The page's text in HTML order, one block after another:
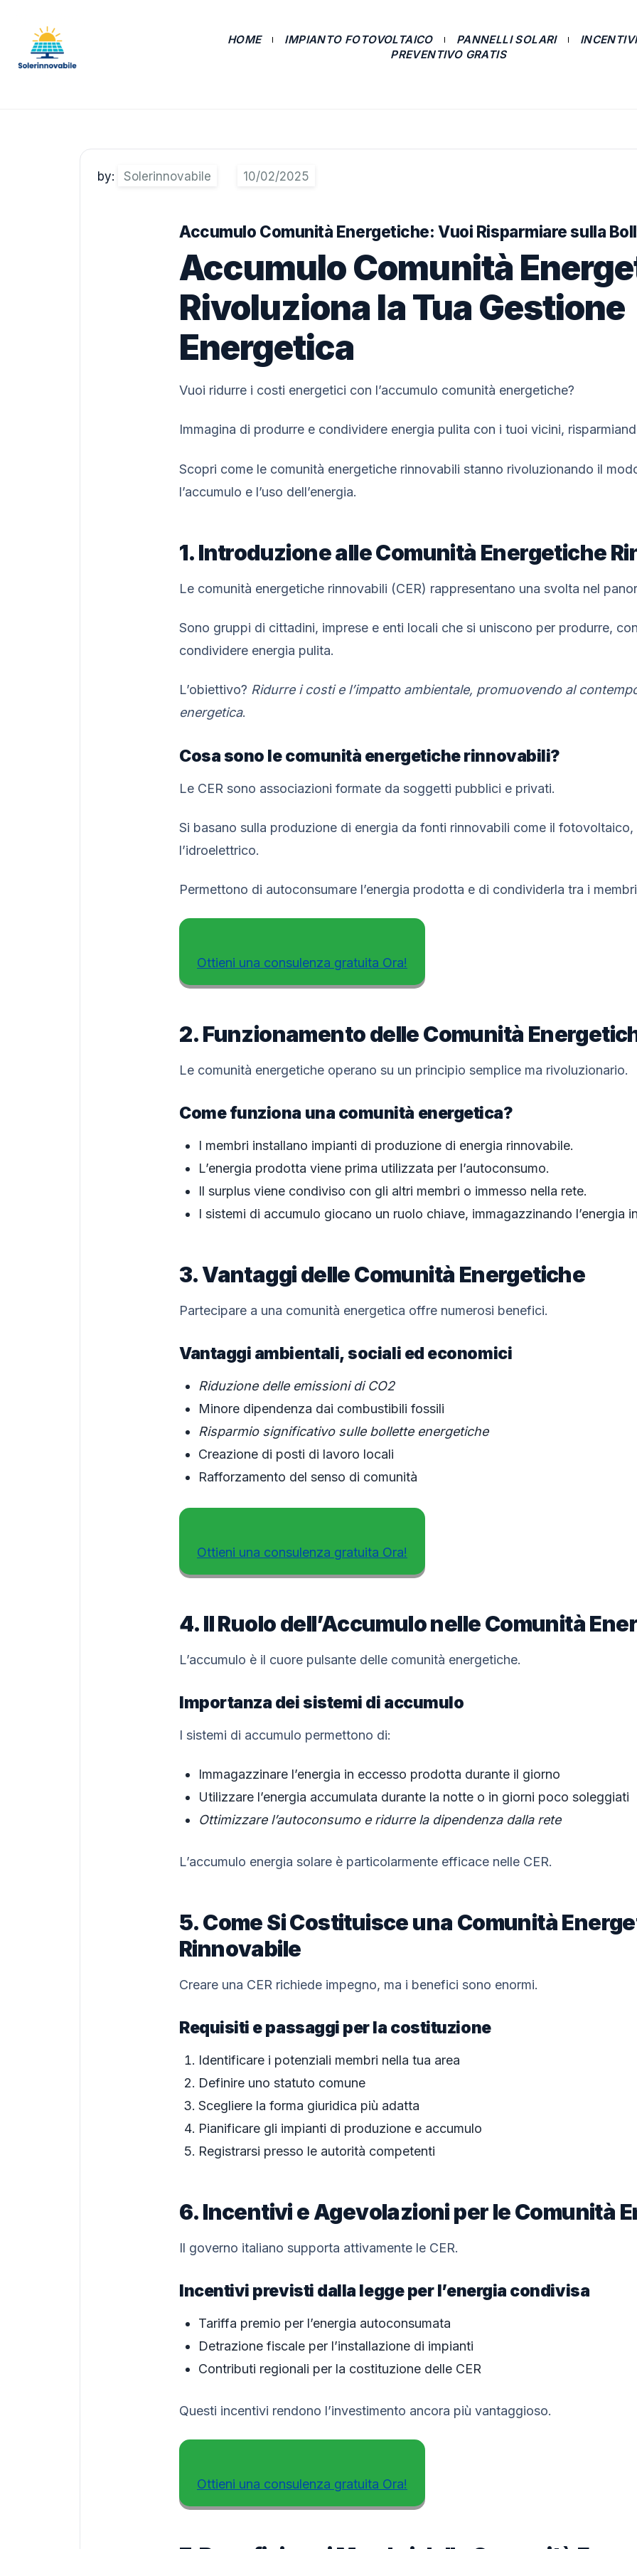
HOME IMPIANTO FOTOVOLTAICO PANNELLI SOLARI
PREVENTIVO GRATIS
by: Solerinnovabile
Accumulo Comunità Energetiche: Vuoi Risparmiare sulla
Accumulo Comunità
Rivoluziona la Tua Gestione
Energetica
Vuoi ridurre i costi energetici con l’accumulo comunità energetiche?
Immagina di produrre e condividere energia pulita con i tuoi vicini,
Scopri come le comunità energetiche rinnovabili stanno rivoluzionando il
l’accumulo e l’uso dell’energia.
1. Introduzione alle Comunità Energetiche
Le comunità energetiche rinnovabili (CER) rappresentano una svolta nel
Sono gruppi di cittadini, imprese e enti locali che si uniscono per produrre,
condividere energia pulita.
L’obiettivo? Ridurre i costi e l’impatto ambientale, promuovendo al
energetica.
Cosa sono le comunità energetiche rinnovabili?
Le CER sono associazioni formate da soggetti pubblici e privati.
Si basano sulla produzione di energia da fonti rinnovabili come il fotovoltaico,
l’idroelettrico.
Permettono di autoconsumare l’energia prodotta e di condividerla tra i
Ottieni una consulenza gratuita Ora!
2. Funzionamento delle Comunità
Le comunità energetiche operano su un principio semplice ma rivoluzionario.
Come funziona una comunità energetica?
I membri installano impianti di produzione di energia rinnovabile.
L’energia prodotta viene prima utilizzata per l’autoconsumo.
Il surplus viene condiviso con gli altri membri o immesso nella rete.
I sistemi di accumulo giocano un ruolo chiave, immagazzinando l’energia
3. Vantaggi delle Comunità Energetiche
Partecipare a una comunità energetica offre numerosi benefici.
Vantaggi ambientali, sociali ed economici
Riduzione delle emissioni di CO2
Minore dipendenza dai combustibili fossili
Risparmio significativo sulle bollette energetiche
Creazione di posti di lavoro locali
Rafforzamento del senso di comunità
Ottieni una consulenza gratuita Ora!
4. Il Ruolo dell’Accumulo nelle Comunità
L’accumulo è il cuore pulsante delle comunità energetiche.
Importanza dei sistemi di accumulo
I sistemi di accumulo permettono di:
Immagazzinare l’energia in eccesso prodotta durante il giorno
Utilizzare l’energia accumulata durante la notte o in giorni poco soleggiati
Ottimizzare l’autoconsumo e ridurre la dipendenza dalla rete
L’accumulo energia solare è particolarmente efficace nelle CER.
5. Come Si Costituisce una Comunità
Rinnovabile
Creare una CER richiede impegno, ma i benefici sono enormi.
Requisiti e passaggi per la costituzione
Identificare i potenziali membri nella tua area
Definire uno statuto comune
Scegliere la forma giuridica più adatta
Pianificare gli impianti di produzione e accumulo
Registrarsi presso le autorità competenti
6. Incentivi e Agevolazioni per le Comunità
Il governo italiano supporta attivamente le CER.
Incentivi previsti dalla legge per l’energia condivisa
Tariffa premio per l’energia autoconsumata
Detrazione fiscale per l’installazione di impianti
Contributi regionali per la costituzione delle CER
Questi incentivi rendono l’investimento ancora più vantaggioso.
Ottieni una consulenza gratuita Ora!